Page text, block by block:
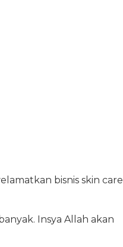
bisnis skin care
Insya Allah akan